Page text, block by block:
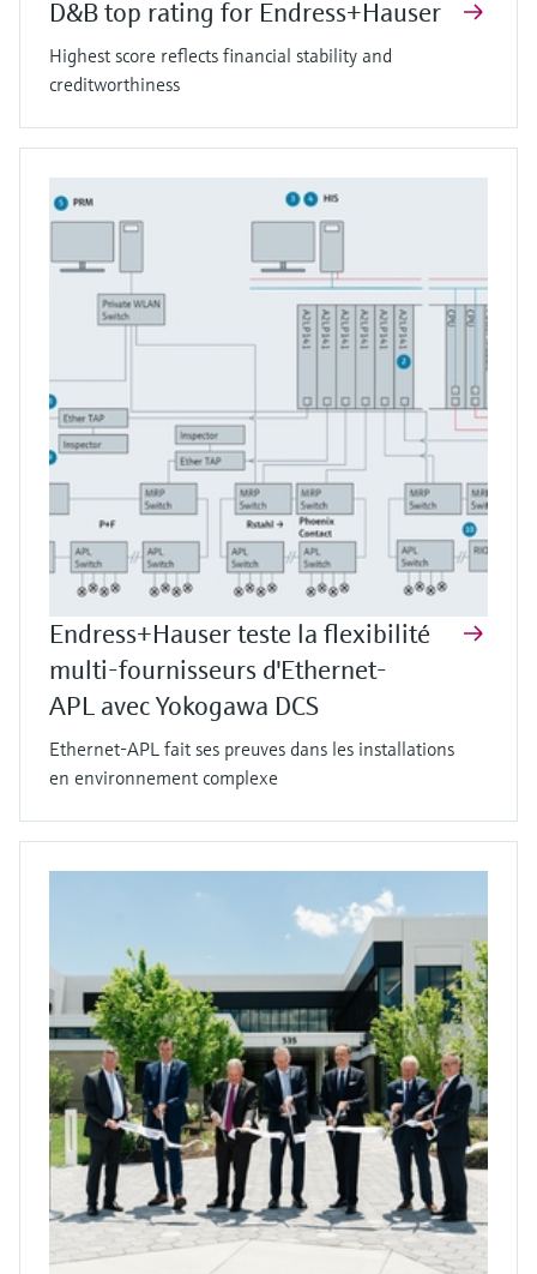
D&B top rating for Endress+Hauser
Highest score reflects financial stability and
creditworthiness
Endress+Hauser teste la flexibilité
multi-fournisseurs d'Ethernet-
APL avec Yokogawa DCS
Ethernet-APL fait ses preuves dans les installations
en environnement complexe